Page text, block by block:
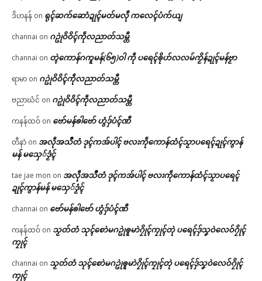
ဒိဟနန် on ရုၚ်ဆက်ဆောံဍုၚ်မတ်မလီု ကလေၚ်ပံက်ယျ
channai on ဂဥုဲဝိဝိၚ်ကဵုလညာတ်သမ္တီ
channai on တ္ၚဲကောန်ဂကူမန်(၆၅)ဝါ ကဵု ပရေၚ်ၜိုဟ်လလမ်ကၟိန်ဍုၚ်မန်ဗၟာ
ရာမာ on ဂဥုဲဝိဝိၚ်ကဵုလညာတ်သမ္တီ
ဗညာဃံင် on ဂဥုဲဝိဝိၚ်ကဵုလညာတ်သမ္တီ
ကနန်ထဝ် on ဗော်မန်ၜါဗော် ဟွံဒှ်ပံၚ်ဏီ
တီနာဲ on အလဵုအသဳတံ ဒုၚ်ကအ်ပါၚ် ဗလးကဵုကောန်ထံၚ်သၟာပရေၚ်ဍုၚ်ကွာန်
မန် မသှေ်ဒၟံၚ်
tae jae mon on အလဵုအသဳတံ ဒုၚ်ကအ်ပါၚ် ဗလးကဵုကောန်ထံၚ်သၟာပရေၚ်
ဍုၚ်ကွာန်မန် မသှေ်ဒၟံၚ်
channai on ဗော်မန်ၜါဗော် ဟွံဒှ်ပံၚ်ဏီ
ကနန်ထဝ် on သၟတ်တံ သုၚ်စောဲမဂဥုဲၜူမာဲဂၠိုၚ်ကၠုၚ်တုဲ ပရေၚ်ဒှ်သၞဝဲလေဝ်ဂၠိုၚ်
ကၠုၚ်
channai on သၟတ်တံ သုၚ်စောဲမဂဥုဲၜူမာဲဂၠိုၚ်ကၠုၚ်တုဲ ပရေၚ်ဒှ်သၞဝဲလေဝ်ဂၠိုၚ်
ကၠုၚ်